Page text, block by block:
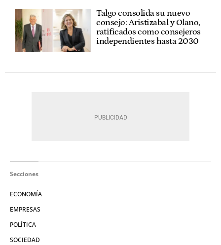
Talgo consolida su nuevo
consejo: Aristizabal y Olano,
ratificados como consejeros
independientes hasta 2030
Secciones
ECONOMÍA
EMPRESAS
POLÍTICA
SOCIEDAD